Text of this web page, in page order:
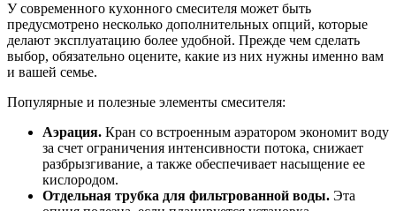
У современного кухонного смесителя может быть
предусмотрено несколько дополнительных опций, которые
делают эксплуатацию более удобной. Прежде чем сделать
выбор, обязательно оцените, какие из них нужны именно вам
и вашей семье.
Популярные и полезные элементы смесителя:
Аэрация. Кран со встроенным аэратором экономит воду
за счет ограничения интенсивности потока, снижает
разбрызгивание, а также обеспечивает насыщение ее
кислородом.
Отдельная трубка для фильтрованной воды. Эта